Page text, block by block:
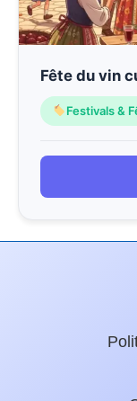
Fête du vin
Festivals &